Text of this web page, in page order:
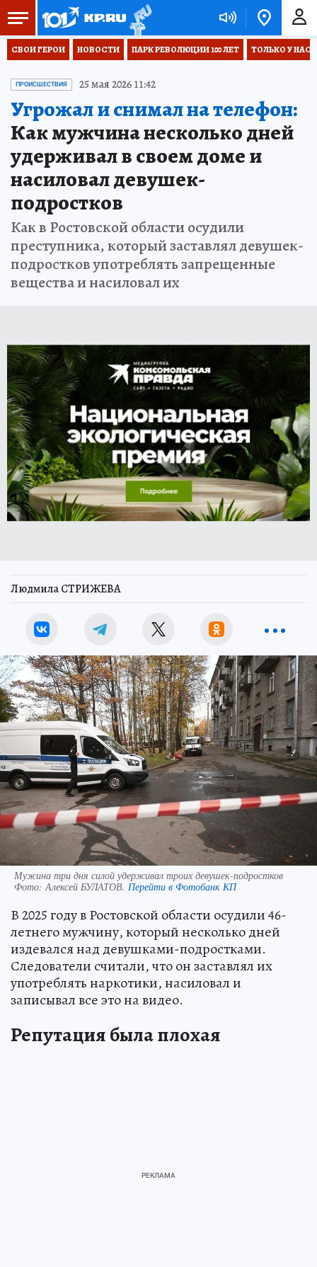
СВОИ ГЕРОИ НОВОСТИ ПАРК РЕВОЛЮЦИИ 100 ЛЕТ ТОЛЬКО У НАС
ПРОИСШЕСТВИЯ 25 мая 2026 11:42
Угрожал и снимал на телефон:
Как мужчина несколько дней
удерживал в своем доме и
насиловал девушек-
подростков
Как в Ростовской области осудили
преступника, который заставлял девушек-
подростков употреблять запрещенные
вещества и насиловал их
Людмила СТРИЖЕВА
Мужина три дня силой удерживал троих девушек-подростков
Фото: Алексей БУЛАТОВ. Перейти в Фотобанк КП
В 2025 году в Ростовской области осудили 46-
летнего мужчину, который несколько дней
издевался над девушками-подростками.
Следователи считали, что он заставлял их
употреблять наркотики, насиловал и
записывал все это на видео.
Репутация была плохая